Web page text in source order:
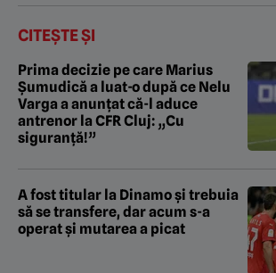
CITEȘTE ȘI
Prima decizie pe care Marius
Șumudică a luat-o după ce Nelu
Varga a anunțat că-l aduce
antrenor la CFR Cluj: „Cu
siguranță!”
A fost titular la Dinamo și trebuia
să se transfere, dar acum s-a
operat și mutarea a picat